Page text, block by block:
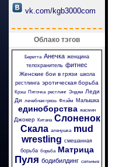
vk.com/kgb3000com
Облако тэгов
Беретта Анечка женщина
телохранитель фитнес
Женские бои в грязи школа
рестлинга эротическая борьба
Крэш Пяточка рестлинг Энджи
Леди
Ди лечебная грязь Флэйм Малышка
единоборства жасмин
Джокер Китана Слоненок
Скала аленушка mud
wrestling смешанная
борьба борьба Матрица
Пуля бодибилдинг сильные